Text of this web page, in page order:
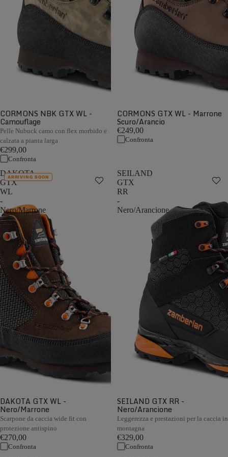
CORMONS NBK GTX WL -
Camouflage
Pelle Nubuck camo con flex morbido e
calzata a pianta larga
€299,00
Confronta
CORMONS GTX WL - Marrone
Scuro/Arancio
€249,00
Confronta
DAKOTA
GTX
WL
-
Nero/Marrone
ARRIVING SOON
DAKOTA GTX WL -
Nero/Marrone
Scarpone da caccia wide fit con
protezione antispino
€270,00
Confronta
SEILAND
GTX
RR
-
Nero/Arancione
SEILAND GTX RR -
Nero/Arancione
Leggerezza e prestazioni per la caccia in
montagna
€329,00
Confronta